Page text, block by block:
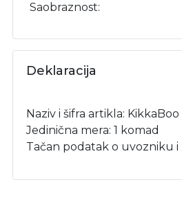
Saobraznost:
Deklaracija
Naziv i šifra artikla:
Jedinična mera: 1 komad
Tačan podatak o uvozniku